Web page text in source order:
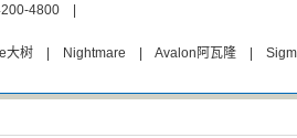
4800
大树 | Nightmare | Avalon阿瓦隆 |